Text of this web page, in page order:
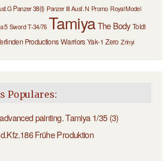
Panzer 38(t) Panzer III Ausf. N Promo Royal Model
5 Sword T-34/76 TamiyaThe Body Toldi
Productions Warriors Yak-1 Zero Zrinyi
Populares:
painting. Tamiya 1/35 (3)
Frühe Produktion